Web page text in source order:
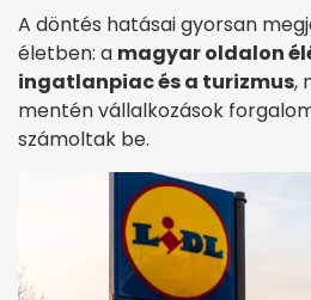
A döntés hatásai gyorsan
életben: a magyar oldalon
ingatlanpiac és a turizmus,
mentén vállalkozások
számoltak be.